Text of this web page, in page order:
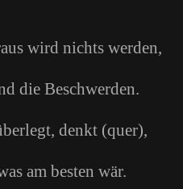
wird nichts werden,
die Beschwerden.
denkt (quer),
am besten wär.